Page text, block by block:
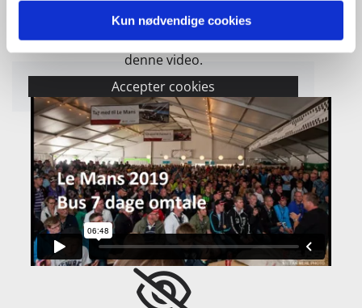
Kun nødvendige cookies
Accepter venligst marketingcookies for at se
denne video.
Accepter cookies